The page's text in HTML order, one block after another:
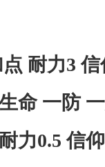
耐力3
命 一防
力0.5 信